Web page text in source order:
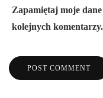
Zapamiętaj moje
kolejnych komentarzy.